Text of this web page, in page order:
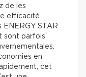
de les
efficacité
STAR
sont parfois
en
cet